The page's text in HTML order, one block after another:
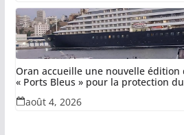
Oran accueille une nouvelle édition
« Ports Bleus » pour la protection
août 4, 2026